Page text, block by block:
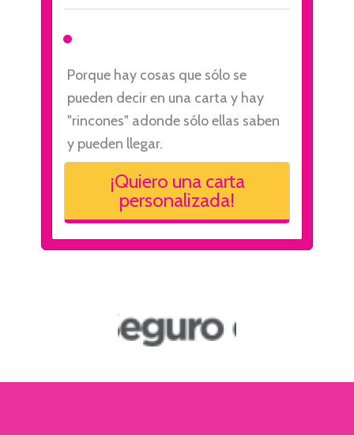
Porque hay cosas que sólo se
pueden decir en una carta y hay
"rincones" adonde sólo ellas saben
y pueden llegar.
¡Quiero una carta
personalizada!